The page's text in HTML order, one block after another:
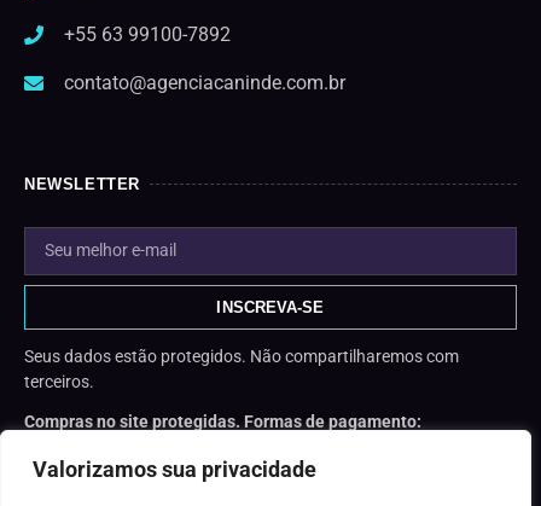
Valorizamos sua privacidade
+55 63 99100-7892
contato@agenciacaninde.com.br
NEWSLETTER
INSCREVA-SE
Seus dados estão protegidos. Não compartilharemos com
terceiros.
Compras no site protegidas. Formas de pagamento: